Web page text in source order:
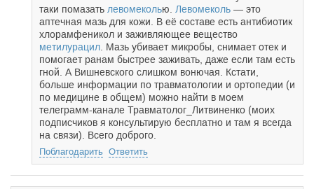
таки помазать левомеколью. Левомеколь — это
аптечная мазь для кожи. В её составе есть антибиотик
хлорамфеникол и заживляющее вещество
метилурацил . Мазь убивает микробы, снимает отек и
помогает ранам быстрее заживать, даже если там есть
гной. А Вишневского слишком вонючая. Кстати,
больше информации по травматологии и ортопедии (и
по медицине в общем) можно найти в моем
телеграмм-канале Травматолог_Литвиненко (моих
подписчиков я консультирую бесплатно и там я всегда
на связи). Всего доброго.
Поблагодарить Ответить